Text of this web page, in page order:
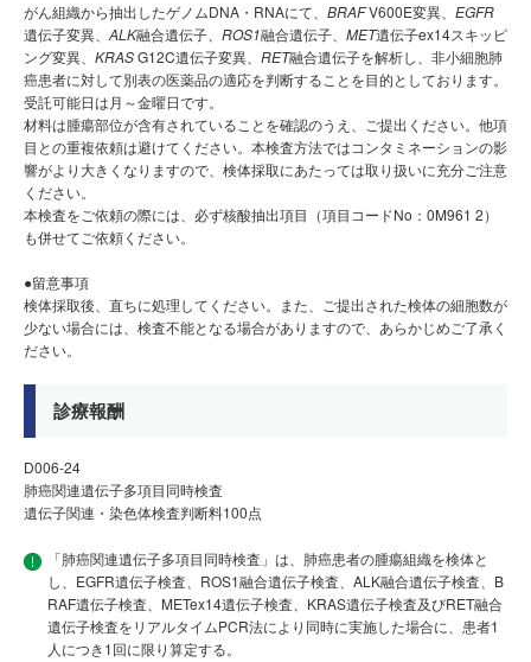
がん組織から抽出したゲノムDNA・RNAにて、 BRAFV600E変異、 EGFR
遺伝子変異、 ALK融合遺伝子、 ROS1融合遺伝子、 MET遺伝子ex14スキッピ
ング変異、 KRASG12C遺伝子変異、 RET融合遺伝子を解析し、非小細胞肺
癌患者に対して別表の医薬品の適応を判断することを目的としております。
受託可能日は月～金曜日です。
材料は腫瘍部位が含有されていることを確認のうえ、ご提出ください。他項
目との重複依頼は避けてください。本検査方法ではコンタミネーションの影
響がより大きくなりますので、検体採取にあたっては取り扱いに充分ご注意
ください。
本検査をご依頼の際には、必ず核酸抽出項目（項目コードNo：0M961 2）
も併せてご依頼ください。
●留意事項
検体採取後、直ちに処理してください。また、ご提出された検体の細胞数が
少ない場合には、検査不能となる場合がありますので、あらかじめご了承く
ださい。
診療報酬
D006-24
肺癌関連遺伝子多項目同時検査
遺伝子関連・染色体検査判断料100点
「肺癌関連遺伝子多項目同時検査」は、肺癌患者の腫瘍組織を検体と
し、EGFR遺伝子検査、ROS1融合遺伝子検査、ALK融合遺伝子検査、B
RAF遺伝子検査、METex14遺伝子検査、KRAS遺伝子検査及びRET融合
遺伝子検査をリアルタイムPCR法により同時に実施した場合に、患者1
人につき1回に限り算定する。